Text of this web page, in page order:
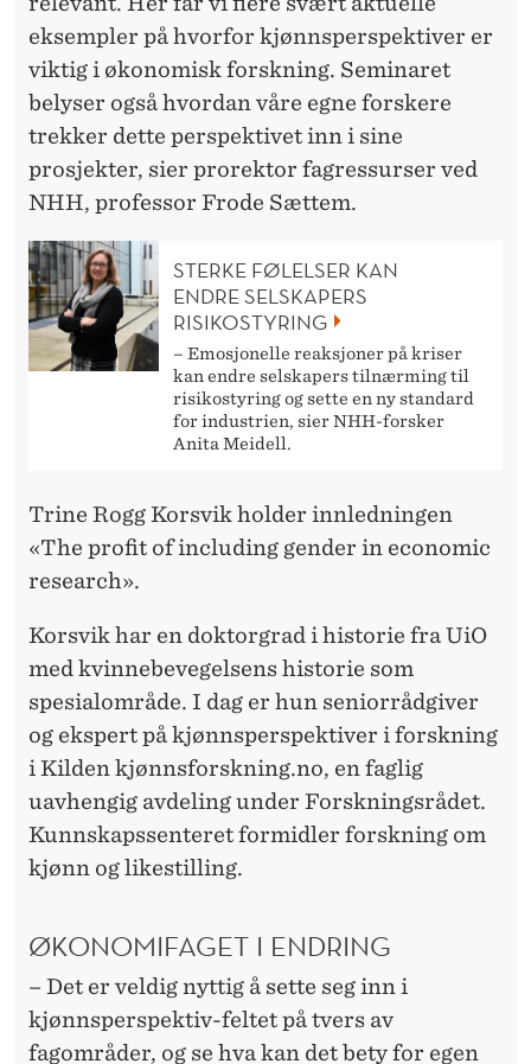
eksempler på hvorfor kjønnsperspektiver er
viktig i økonomisk forskning. Seminaret
belyser også hvordan våre egne forskere
trekker dette perspektivet inn i sine
prosjekter, sier prorektor fagressurser ved
NHH, professor Frode Sættem.
STERKE FØLELSER KAN
ENDRE SELSKAPERS
RISIKOSTYRING
– Emosjonelle reaksjoner på kriser
kan endre selskapers tilnærming til
risikostyring og sette en ny standard
for industrien, sier NHH-forsker
Anita Meidell.
Trine Rogg Korsvik holder innledningen
«The profit of including gender in economic
research».
Korsvik har en doktorgrad i historie fra UiO
med kvinnebevegelsens historie som
spesialområde. I dag er hun seniorrådgiver
og ekspert på kjønnsperspektiver i forskning
i Kilden kjønnsforskning.no, en faglig
uavhengig avdeling under Forskningsrådet.
Kunnskapssenteret formidler forskning om
kjønn og likestilling.
ØKONOMIFAGET I ENDRING
– Det er veldig nyttig å sette seg inn i
kjønnsperspektiv-feltet på tvers av
fagområder, og se hva kan det bety for egen